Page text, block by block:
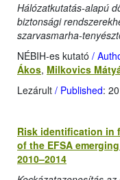
Hálózatkutatás-alapú
biztonsági
szarvasmarha-
NÉBIH-es kutató /
Ákos, Milkovics
Lezárult / Published:
Risk identification in
of the EFSA
2010–2014